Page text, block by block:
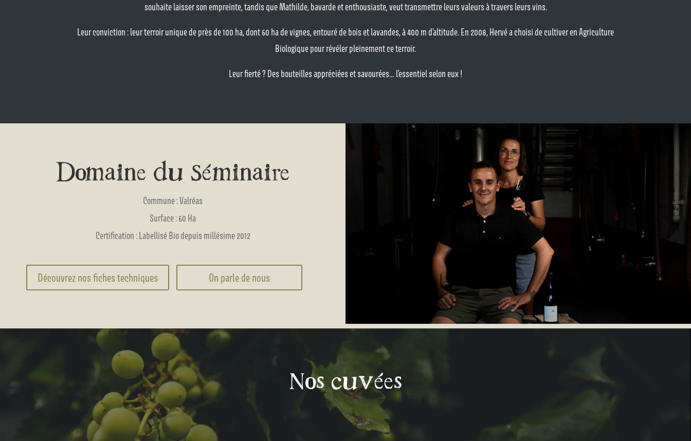
souhaite laisser son empreinte, tandis que Mathilde, bavarde et enthousiaste, veut transmettre leurs valeurs à travers leurs vins.
Leur conviction : leur terroir unique de près de 100 ha, dont 60 ha de vignes, entouré de bois et lavandes, à 400 m d’altitude. En 2008, Hervé a choisi de cultiver en Agriculture
Biologique pour révéler pleinement ce terroir.
Leur fierté ? Des bouteilles appréciées et savourées… l’essentiel selon eux !
Domaine du Séminaire
Commune : Valréas
Surface : 60 Ha
Certification : Labellisé Bio depuis millésime 2012
Découvrez nos fiches techniques On parle de nous
Nos cuvées